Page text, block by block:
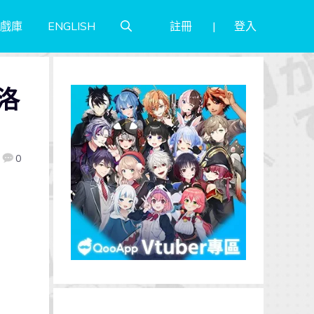
庫 ENGLISH 註冊 登入
0